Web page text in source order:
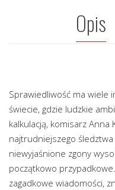
Opis
Sprawiedliwość ma wiele
świecie, gdzie ludzkie
kalkulacją, komisarz Anna
najtrudniejszego śledztwa
niewyjaśnione zgony
początkowo
zagadkowe wiadomości,